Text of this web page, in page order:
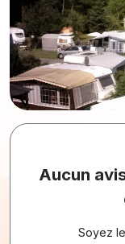
Aucun
Soyez